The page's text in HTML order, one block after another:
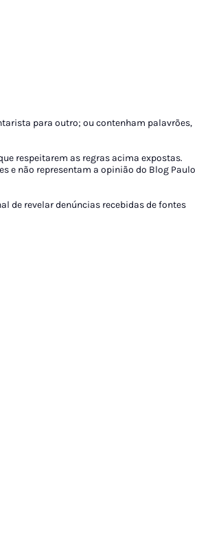
para outro; ou contenham palavrões,
respeitarem as regras acima expostas.
e não representam a opinião do Blog Paulo
de revelar denúncias recebidas de fontes